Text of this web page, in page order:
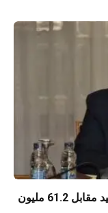
حسام زكى يبيع 17 مليون سهم لشقيقه وليد مقابل 61.2 مليون